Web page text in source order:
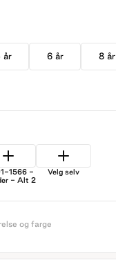
år 6 år 8 år
1566 -
- Alt 2
Velg selv
og farge